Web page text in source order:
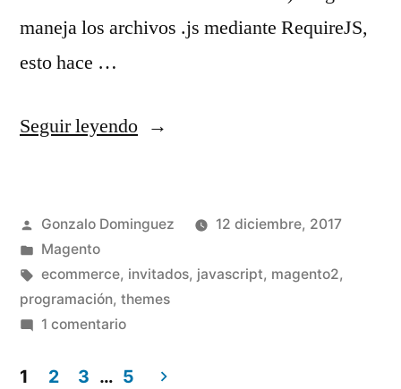
maneja los archivos .js mediante RequireJS,
esto hace …
Seguir leyendo«Cómo
propio
archivo
Javascript
Magento2»
Publicado
por
Gonzalo Dominguez
12 diciembre, 2017
Publicado
en
Magento
Etiquetas:
ecommerce, invitados, javascript, magento2,
programación, themes
1 comentarioen
incluir
1 2 3 … 5